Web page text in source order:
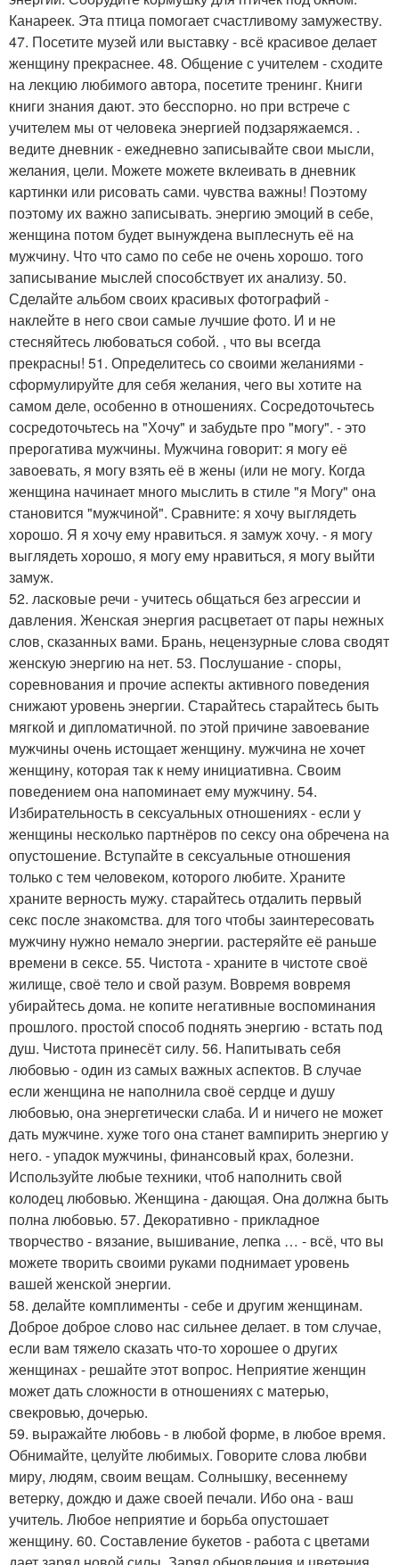
Канареек. Эта птица помогает счастливому замужеству.
47. Посетите музей или выставку - всё красивое делает
женщину прекраснее. 48. Общение с учителем - сходите
на лекцию любимого автора, посетите тренинг. Книги
книги знания дают. это бесспорно. но при встрече с
учителем мы от человека энергией подзаряжаемся. .
ведите дневник - ежедневно записывайте свои мысли,
желания, цели. Можете можете вклеивать в дневник
картинки или рисовать сами. чувства важны! Поэтому
поэтому их важно записывать. энергию эмоций в себе,
женщина потом будет вынуждена выплеснуть её на
мужчину. Что что само по себе не очень хорошо. того
записывание мыслей способствует их анализу. 50.
Сделайте альбом своих красивых фотографий -
наклейте в него свои самые лучшие фото. И и не
стесняйтесь любоваться собой. , что вы всегда
прекрасны! 51. Определитесь со своими желаниями -
сформулируйте для себя желания, чего вы хотите на
самом деле, особенно в отношениях. Сосредоточьтесь
сосредоточьтесь на "Хочу" и забудьте про "могу". - это
прерогатива мужчины. Мужчина говорит: я могу её
завоевать, я могу взять её в жены (или не могу. Когда
женщина начинает много мыслить в стиле "я Могу" она
становится "мужчиной". Сравните: я хочу выглядеть
хорошо. Я я хочу ему нравиться. я замуж хочу. - я могу
выглядеть хорошо, я могу ему нравиться, я могу выйти
замуж.
52. ласковые речи - учитесь общаться без агрессии и
давления. Женская энергия расцветает от пары нежных
слов, сказанных вами. Брань, нецензурные слова сводят
женскую энергию на нет. 53. Послушание - споры,
соревнования и прочие аспекты активного поведения
снижают уровень энергии. Старайтесь старайтесь быть
мягкой и дипломатичной. по этой причине завоевание
мужчины очень истощает женщину. мужчина не хочет
женщину, которая так к нему инициативна. Своим
поведением она напоминает ему мужчину. 54.
Избирательность в сексуальных отношениях - если у
женщины несколько партнёров по сексу она обречена на
опустошение. Вступайте в сексуальные отношения
только с тем человеком, которого любите. Храните
храните верность мужу. старайтесь отдалить первый
секс после знакомства. для того чтобы заинтересовать
мужчину нужно немало энергии. растеряйте её раньше
времени в сексе. 55. Чистота - храните в чистоте своё
жилище, своё тело и свой разум. Вовремя вовремя
убирайтесь дома. не копите негативные воспоминания
прошлого. простой способ поднять энергию - встать под
душ. Чистота принесёт силу. 56. Напитывать себя
любовью - один из самых важных аспектов. В случае
если женщина не наполнила своё сердце и душу
любовью, она энергетически слаба. И и ничего не может
дать мужчине. хуже того она станет вампирить энергию у
него. - упадок мужчины, финансовый крах, болезни.
Используйте любые техники, чтоб наполнить свой
колодец любовью. Женщина - дающая. Она должна быть
полна любовью. 57. Декоративно - прикладное
творчество - вязание, вышивание, лепка … - всё, что вы
можете творить своими руками поднимает уровень
вашей женской энергии.
58. делайте комплименты - себе и другим женщинам.
Доброе доброе слово нас сильнее делает. в том случае,
если вам тяжело сказать что-то хорошее о других
женщинах - решайте этот вопрос. Неприятие женщин
может дать сложности в отношениях с матерью,
свекровью, дочерью.
59. выражайте любовь - в любой форме, в любое время.
Обнимайте, целуйте любимых. Говорите слова любви
миру, людям, своим вещам. Солнышку, весеннему
ветерку, дождю и даже своей печали. Ибо она - ваш
учитель. Любое неприятие и борьба опустошает
женщину. 60. Составление букетов - работа с цветами